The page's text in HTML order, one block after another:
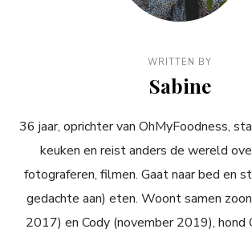
WRITTEN BY
Sabine
36 jaar, oprichter van OhMyFoodness,
keuken en reist anders de wereld
fotograferen, filmen. Gaat naar bed en
gedachte aan) eten. Woont samen
2017) en Cody (november 2019), hond